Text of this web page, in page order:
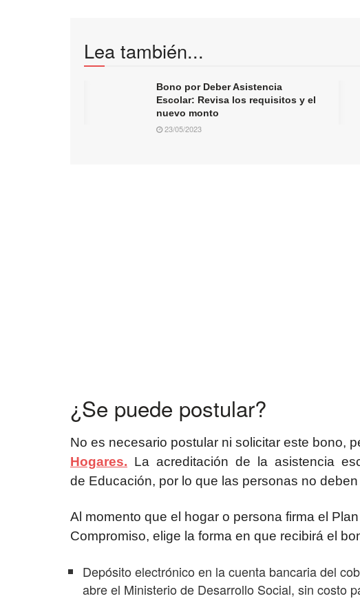
Lea también...
Bono por Deber Asistencia
Escolar: Revisa los requisitos y el
nuevo monto
23/05/2023
¿Se puede postular?
No es necesario postular ni solicitar este bono,
Hogares. La acreditación de la asistencia
de Educación, por lo que las personas no
Al momento que el hogar o persona firma el
Compromiso, elige la forma en que recibirá el
Depósito electrónico en la cuenta bancaria del
abre el Ministerio de Desarrollo Social, sin costo